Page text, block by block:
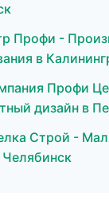
Профи -
в
Профи
дизайн в
Строй -